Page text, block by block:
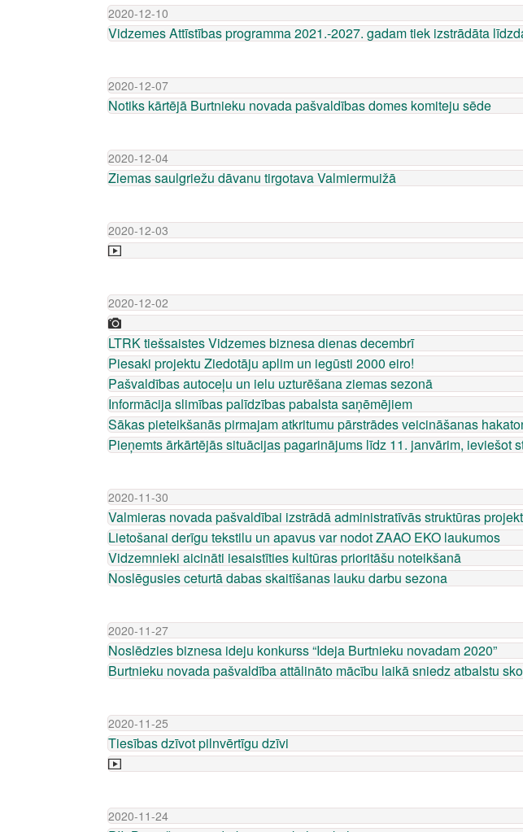
2020-12-10
Vidzemes Attīstības programma 2021.-2027. gadam tiek izstrādāta
2020-12-07
Notiks kārtējā Burtnieku novada pašvaldības domes komiteju sēde
2020-12-04
Ziemas saulgriežu dāvanu tirgotava Valmiermuižā
2020-12-03
2020-12-02
LTRK tiešsaistes Vidzemes biznesa dienas decembrī
Piesaki projektu Ziedotāju aplim un iegūsti 2000 eiro!
Pašvaldības autoceļu un ielu uzturēšana ziemas sezonā
Informācija slimības palīdzības pabalsta saņēmējiem
Sākas pieteikšanās pirmajam atkritumu pārstrādes veicināšanas
Pieņemts ārkārtējās situācijas pagarinājums līdz 11. janvārim, ieviešot
2020-11-30
Valmieras novada pašvaldībai izstrādā administratīvās struktūras
Lietošanai derīgu tekstilu un apavus var nodot ZAAO EKO laukumos
Vidzemnieki aicināti iesaistīties kultūras prioritāšu noteikšanā
Noslēgusies ceturtā dabas skaitīšanas lauku darbu sezona
2020-11-27
Noslēdzies biznesa ideju konkurss “Ideja Burtnieku novadam 2020”
Burtnieku novada pašvaldība attālināto mācību laikā sniedz atbalstu
2020-11-25
Tiesības dzīvot pilnvērtīgu dzīvi
2020-11-24